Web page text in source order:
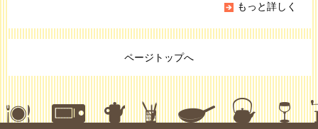
もっと詳しく
ページトップへ